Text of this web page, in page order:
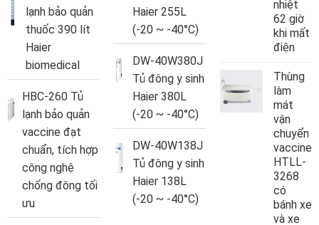
lạnh bảo quản
thuốc 390 lít
Haier
biomedical
HBC-260 Tủ
lạnh bảo quản
vaccine đạt
chuẩn, tích hợp
công nghệ
chống đông tối
ưu
Haier 255L
(-20 ~ -40°C)
DW-40W380J
Tủ đông y sinh
Haier 380L
(-20 ~ -40°C)
DW-40W138J
Tủ đông y sinh
Haier 138L
(-20 ~ -40°C)
nhiệt
62 giờ
khi mất
điện
Thùng
làm
mát
vận
chuyển
vaccine
HTLL-
3268
có
bánh xe
và xe